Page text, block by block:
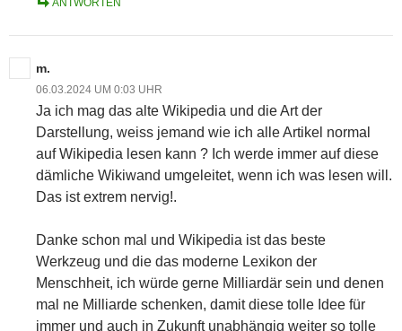
ANTWORTEN
m.
06.03.2024 UM 0:03 UHR
Ja ich mag das alte Wikipedia und die Art der
Darstellung, weiss jemand wie ich alle Artikel normal
auf Wikipedia lesen kann ? Ich werde immer auf diese
dämliche Wikiwand umgeleitet, wenn ich was lesen will.
Das ist extrem nervig!.
Danke schon mal und Wikipedia ist das beste
Werkzeug und die das moderne Lexikon der
Menschheit, ich würde gerne Milliardär sein und denen
mal ne Milliarde schenken, damit diese tolle Idee für
immer und auch in Zukunft unabhängig weiter so tolle